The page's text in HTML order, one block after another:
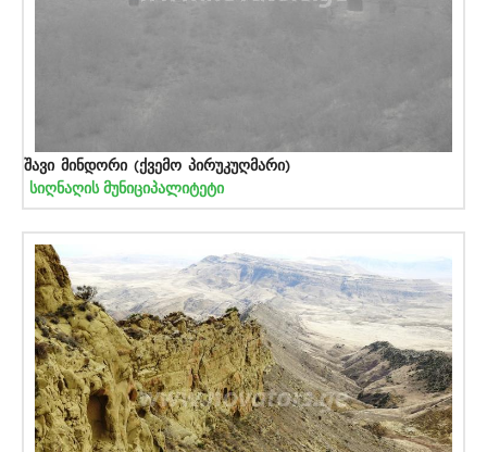
შავი მინდორი (ქვემო პირუკუღმარი)
სიღნაღის მუნიციპალიტეტი